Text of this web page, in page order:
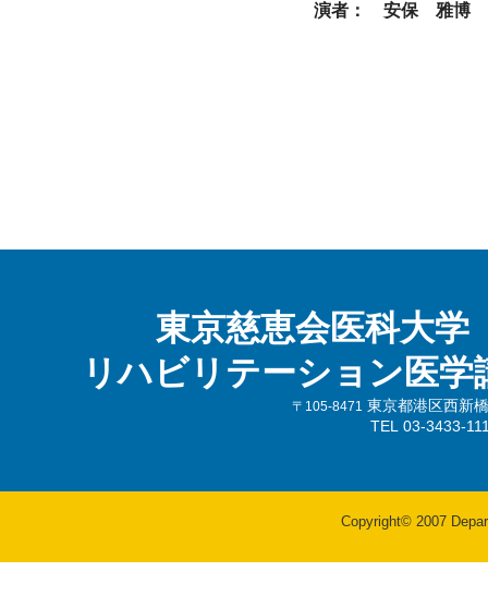
演者：　安保　雅博
東京慈恵会医科大学
リハビリテーション医学
〒105-8471
東京都港区西新
TEL 03-3433-
Copyright© 2007